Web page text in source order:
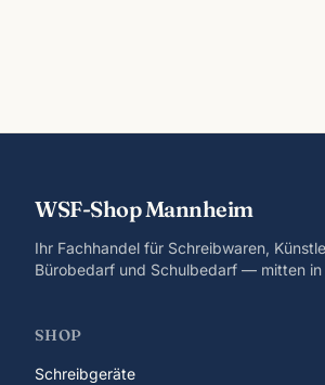
WSF-Shop Mannheim
Ihr Fachhandel für Schreibwaren,
Bürobedarf und Schulbedarf — mitten in
SHOP
Schreibgeräte